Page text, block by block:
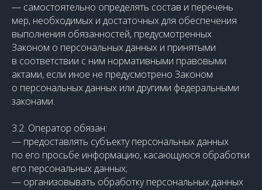
— самостоятельно определять состав и перечень
мер, необходимых и достаточных для обеспечения
выполнения обязанностей, предусмотренных
Законом о персональных данных и принятыми
в соответствии с ним нормативными правовыми
актами, если иное не предусмотрено Законом
о персональных данных или другими федеральными
законами.
3.2. Оператор обязан:
— предоставлять субъекту персональных данных
по его просьбе информацию, касающуюся обработки
его персональных данных;
— организовывать обработку персональных данных